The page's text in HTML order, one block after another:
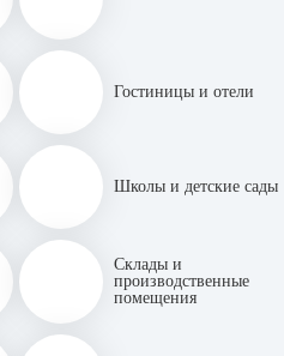
Гостиницы и отели
Школы и детские сады
Склады и
производственные
помещения